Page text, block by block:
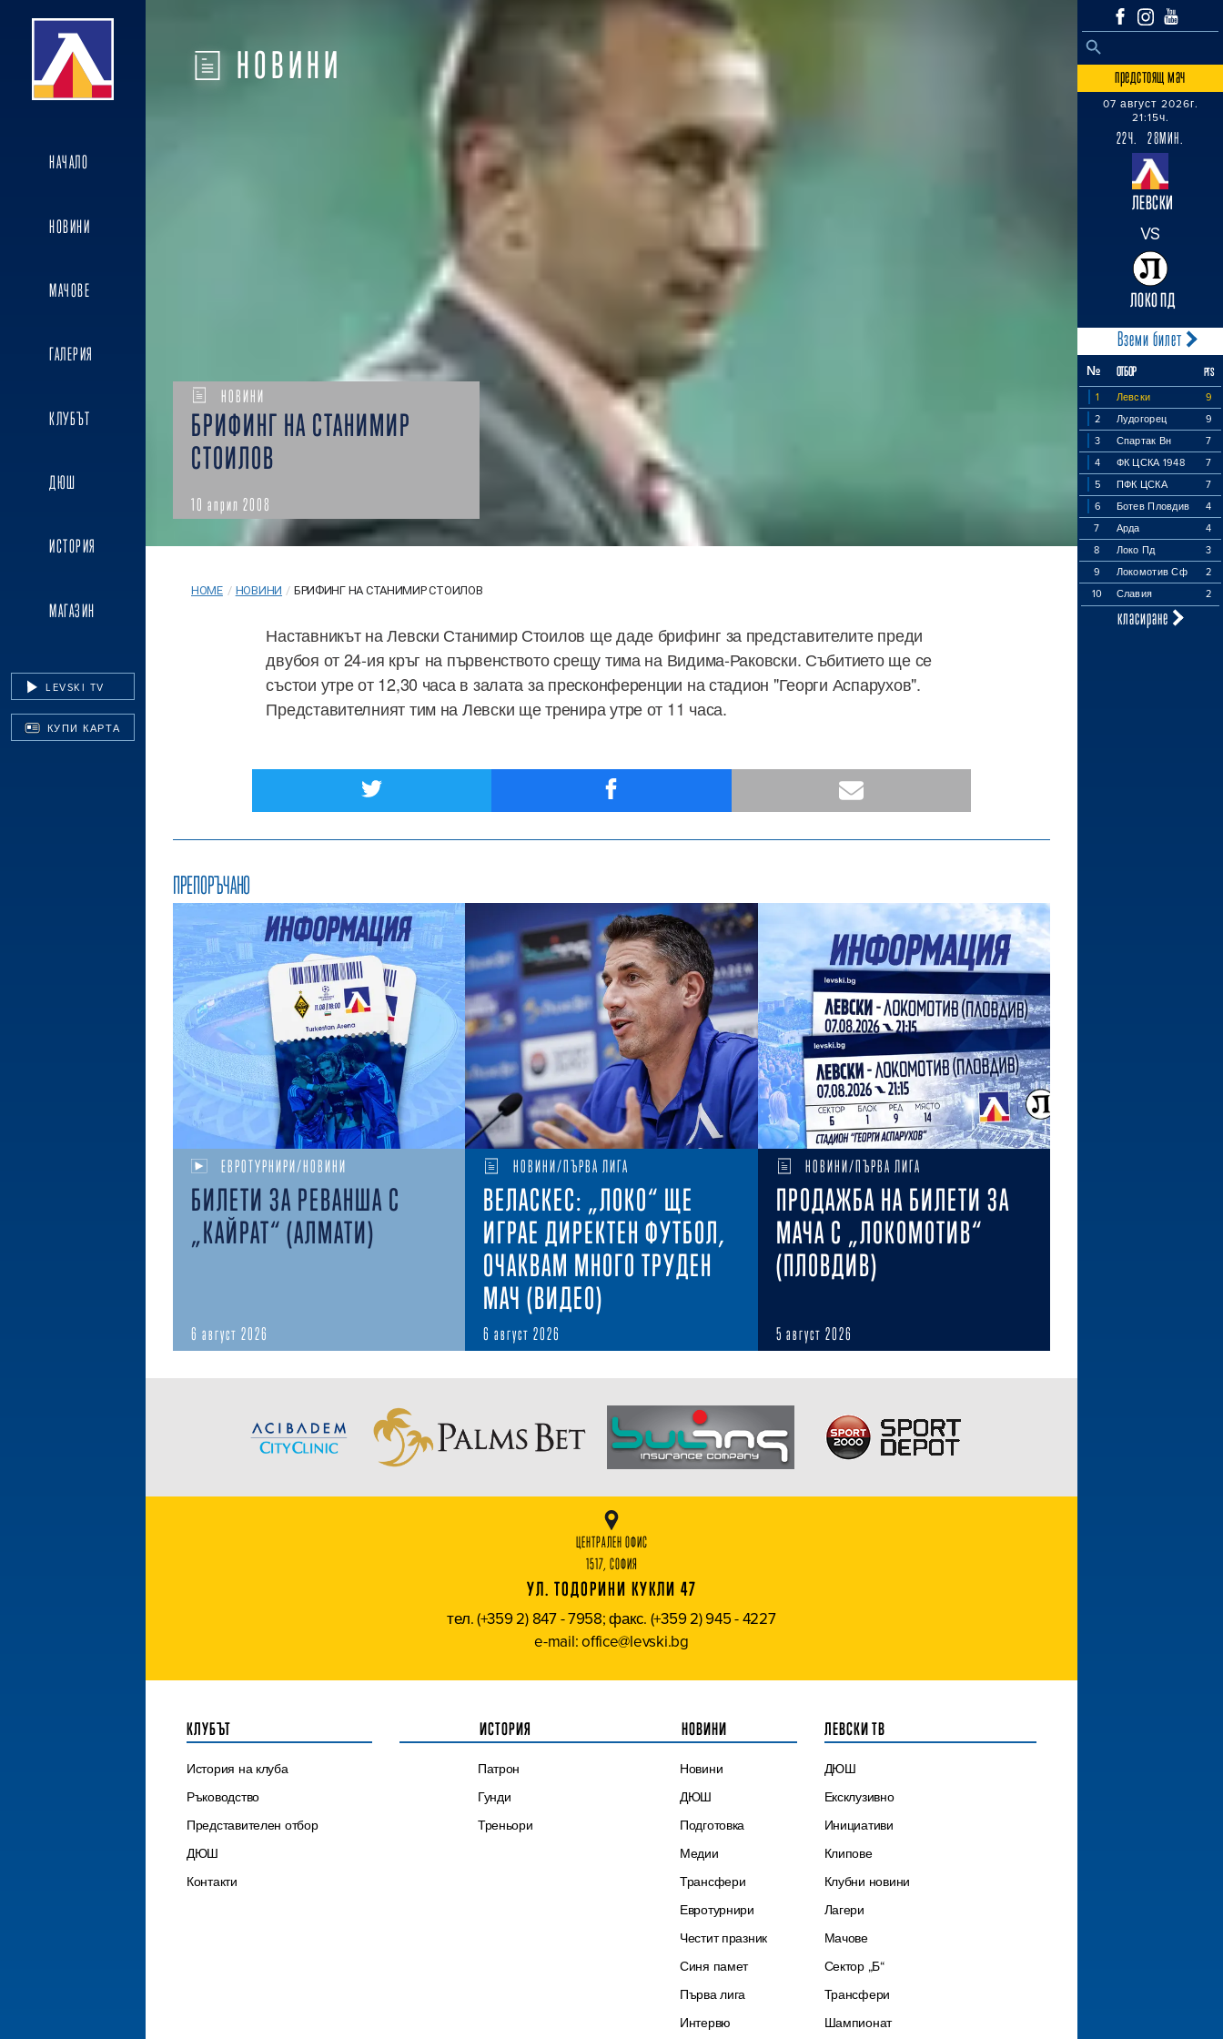
НАЧАЛО
НОВИНИ
МАЧОВЕ
ГАЛЕРИЯ
КЛУБЪТ
ДЮШ
ИСТОРИЯ
МАГАЗИН
LEVSKI TV
КУПИ КАРТА
Search
SEARCH BUTTON
предстоящ мач
07 август 2026г.
21:15ч.
22Ч. 28МИН.
ЛЕВСКИ
VS
ЛОКО ПД
Вземи билет
№ ОТБОР PTS
1 Левски
9
2
Лудогорец
9
3
Спартак Вн
7
4
ФК ЦСКА 1948
7
5
ПФК ЦСКА
7
6
Ботев Пловдив
4
7
Арда
4
8
Локо Пд
3
9
Локомотив Сф
2
10
Славия 2
класиране
НОВИНИ
НОВИНИ
БРИФИНГ НА СТАНИМИР
СТОИЛОВ
10 април 2008
HOME / НОВИНИ / БРИФИНГ НА СТАНИМИР СТОИЛОВ
Наставникът на Левски Станимир Стоилов ще даде брифинг за представителите преди
двубоя от 24-ия кръг на първенството срещу тима на Видима-Раковски. Събитието ще се
състои утре от 12,30 часа в залата за пресконференции на стадион "Георги Аспарухов".
Представителният тим на Левски ще тренира утре от 11 часа.
ПРЕПОРЪЧАНО
ЕВРОТУРНИРИ/НОВИНИ
БИЛЕТИ ЗА РЕВАНША С
„КАЙРАТ“ (АЛМАТИ)
6 август 2026
НОВИНИ/ПЪРВА ЛИГА
ВЕЛАСКЕС: „ЛОКО“ ЩЕ
ИГРАЕ ДИРЕКТЕН ФУТБОЛ,
ОЧАКВАМ МНОГО ТРУДЕН
МАЧ (ВИДЕО)
6 август 2026
НОВИНИ/ПЪРВА ЛИГА
ПРОДАЖБА НА БИЛЕТИ ЗА
МАЧА С „ЛОКОМОТИВ“
(ПЛОВДИВ)
5 август 2026
ЦЕНТРАЛЕН ОФИС
1517, СОФИЯ
УЛ. ТОДОРИНИ КУКЛИ 47
тел. (+359 2) 847 - 7958; факс. (+359 2) 945 - 4227
e-mail: office@levski.bg
КЛУБЪТ
История на клуба
Ръководство
Представителен отбор
ДЮШ
Контакти
ИСТОРИЯ
Патрон
Гунди
Треньори
НОВИНИ
Новини
ДЮШ
Подготовка
Медии
Трансфери
Евротурнири
Честит празник
Синя памет
Първа лига
Интервю
ЛЕВСКИ ТВ
ДЮШ
Ексклузивно
Инициативи
Клипове
Клубни новини
Лагери
Мачове
Сектор „Б“
Трансфери
Шампионат